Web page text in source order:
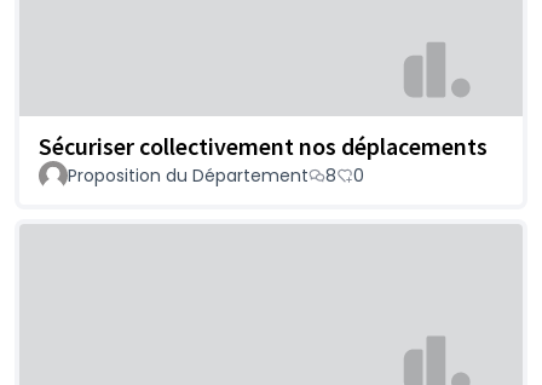
Sécuriser collectivement nos déplacements
Proposition du Département 8 0